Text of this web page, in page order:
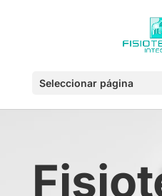
Seleccionar página